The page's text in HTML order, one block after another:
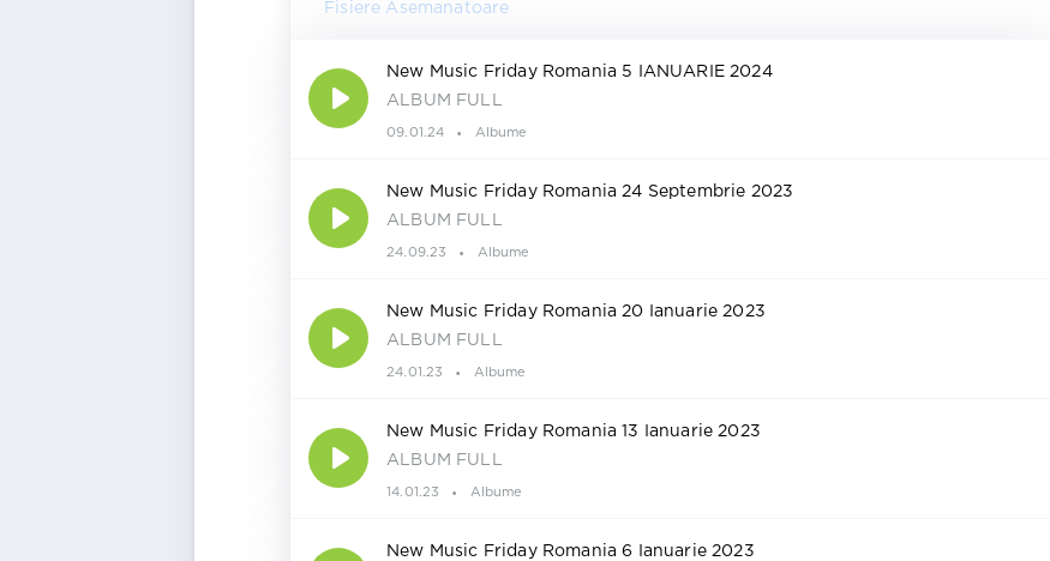
Fisiere Asemanatoare
New Music Friday Romania 5 IANUARIE 2024
ALBUM FULL
09.01.24 Albume
New Music Friday Romania 24 Septembrie 2023
ALBUM FULL
24.09.23 Albume
New Music Friday Romania 20 Ianuarie 2023
ALBUM FULL
24.01.23 Albume
New Music Friday Romania 13 Ianuarie 2023
ALBUM FULL
14.01.23 Albume
New Music Friday Romania 6 Ianuarie 2023